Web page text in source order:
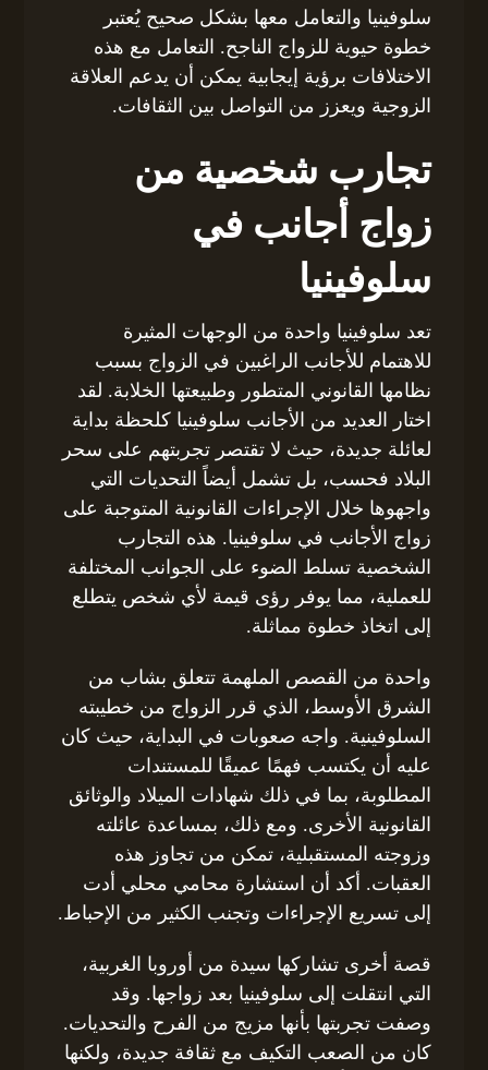
سلوفينيا والتعامل معها بشكل صحيح يُعتبر
خطوة حيوية للزواج الناجح. التعامل مع هذه
الاختلافات برؤية إيجابية يمكن أن يدعم العلاقة
الزوجية ويعزز من التواصل بين الثقافات.
تجارب شخصية من
زواج أجانب في
سلوفينيا
تعد سلوفينيا واحدة من الوجهات المثيرة
للاهتمام للأجانب الراغبين في الزواج بسبب
نظامها القانوني المتطور وطبيعتها الخلابة. لقد
اختار العديد من الأجانب سلوفينيا كلحظة بداية
لعائلة جديدة، حيث لا تقتصر تجربتهم على سحر
البلاد فحسب، بل تشمل أيضاً التحديات التي
واجهوها خلال الإجراءات القانونية المتوجبة على
زواج الأجانب في سلوفينيا. هذه التجارب
الشخصية تسلط الضوء على الجوانب المختلفة
للعملية، مما يوفر رؤى قيمة لأي شخص يتطلع
إلى اتخاذ خطوة مماثلة.
واحدة من القصص الملهمة تتعلق بشاب من
الشرق الأوسط، الذي قرر الزواج من خطيبته
السلوفينية. واجه صعوبات في البداية، حيث كان
عليه أن يكتسب فهمًا عميقًا للمستندات
المطلوبة، بما في ذلك شهادات الميلاد والوثائق
القانونية الأخرى. ومع ذلك، بمساعدة عائلته
وزوجته المستقبلية، تمكن من تجاوز هذه
العقبات. أكد أن استشارة محامي محلي أدت
إلى تسريع الإجراءات وتجنب الكثير من الإحباط.
قصة أخرى تشاركها سيدة من أوروبا الغربية،
التي انتقلت إلى سلوفينيا بعد زواجها. وقد
وصفت تجربتها بأنها مزيج من الفرح والتحديات.
كان من الصعب التكيف مع ثقافة جديدة، ولكنها